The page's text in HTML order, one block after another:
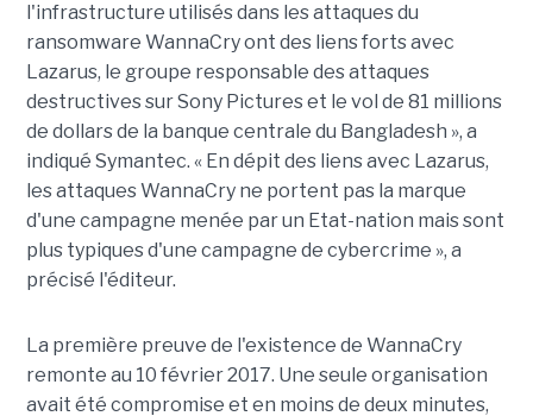
l'infrastructure utilisés dans les attaques du
ransomware WannaCry ont des liens forts avec
Lazarus, le groupe responsable des attaques
destructives sur Sony Pictures et le vol de 81 millions
de dollars de la banque centrale du Bangladesh », a
indiqué Symantec. « En dépit des liens avec Lazarus,
les attaques WannaCry ne portent pas la marque
d'une campagne menée par un Etat-nation mais sont
plus typiques d'une campagne de cybercrime », a
précisé l'éditeur.
La première preuve de l'existence de WannaCry
remonte au 10 février 2017. Une seule organisation
avait été compromise et en moins de deux minutes,